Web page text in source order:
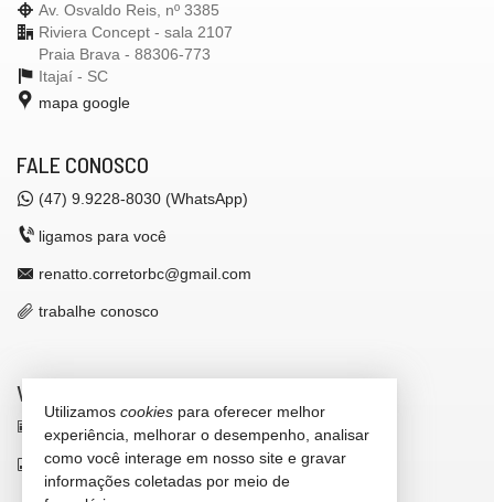
Av. Osvaldo Reis, nº 3385
Riviera Concept - sala 2107
Praia Brava - 88306-773
Itajaí - SC
mapa google
FALE CONOSCO
(47) 9.9228-8030 (WhatsApp)
ligamos para você
renatto.corretorbc@gmail.com
trabalhe conosco
VEJA MAIS
receba nosso newsletter
indicadores financeiros
Utilizamos cookies para oferecer melhor
experiência, melhorar o desempenho, analisar
como você interage em nosso site e gravar
informações coletadas por meio de